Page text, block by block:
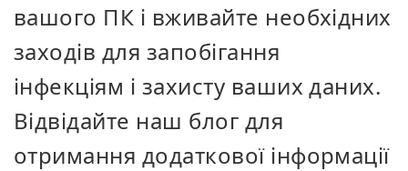
вашого ПК і вживайте необхідних
заходів для запобігання
інфекціям і захисту ваших даних.
Відвідайте наш блог для
отримання додаткової інформації